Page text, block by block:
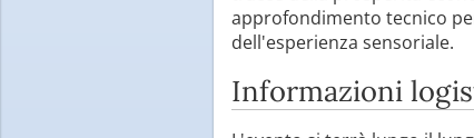
approfondimento tecnico
dell'esperienza sensoriale.
Informazioni